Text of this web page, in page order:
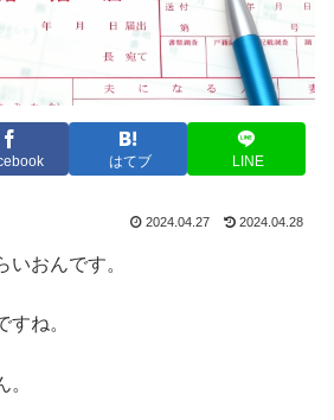
はてブ LINE
2024.04.27 2024.04.28
いおんです。
すね。